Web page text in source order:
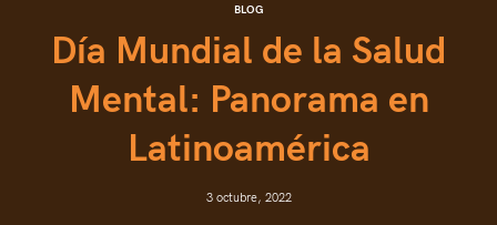
BLOG
Día Mundial de la Salud
Mental: Panorama en
Latinoamérica
3 octubre, 2022